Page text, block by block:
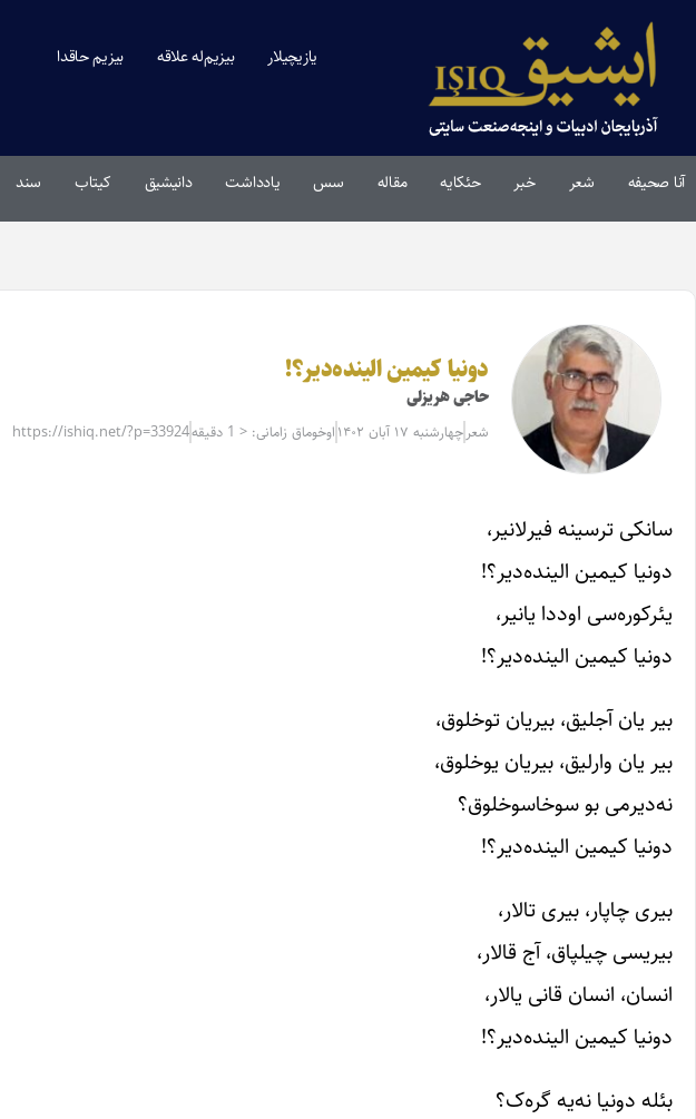
یازیچیلار بیزیم‌له علاقه بیزیم حاقدا
آنا صحیفه شعر خبر حئکایه مقاله‌ سس یادداشت دانیشیق کیتاب سند
دونیا کیمین الینده‌دیر؟!
حاجی هریزلی
شعر چهارشنبه ۱۷ آبان ۱۴۰۲ اوخوماق زامانی: < 1 دقیقه https://ishiq.net/?p=33924
سانکی ترسینه فیرلانیر،
دونیا کیمین الینده‌دیر؟!
یئرکوره‌سی اوددا یانیر،
دونیا کیمین الینده‌دیر؟!
بیر یان آجلیق، بیریان توخلوق،
بیر یان وارلیق، بیریان یوخلوق،
نه‌دیرمی بو سوخاسوخلوق؟
دونیا کیمین الینده‌دیر؟!
بیری چاپار، بیری تالار،
بیریسی چیلپاق، آج قالار،
انسان، انسان قانی یالار،
دونیا کیمین الینده‌دیر؟!
بئله دونیا نه‌یه گره‌ک؟